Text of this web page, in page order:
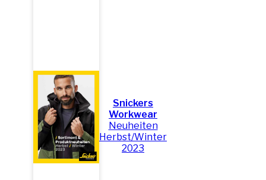
Snickers
Workwear
Neuheiten
Herbst/Winter
2023